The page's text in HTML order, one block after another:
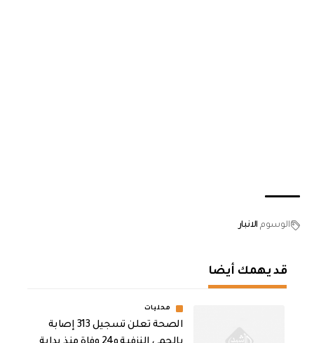
الوسوم الانبار
قد يهمك أيضا
محليات
الصحة تعلن تسجيل 313 إصابة